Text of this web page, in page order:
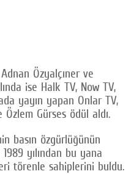
Özyalçıner ve
ise Halk TV, Now TV,
yayın yapan Onlar TV,
Gürses ödül aldı.
basın özgürlüğünün
yılından bu yana
törenle sahiplerini buldu.